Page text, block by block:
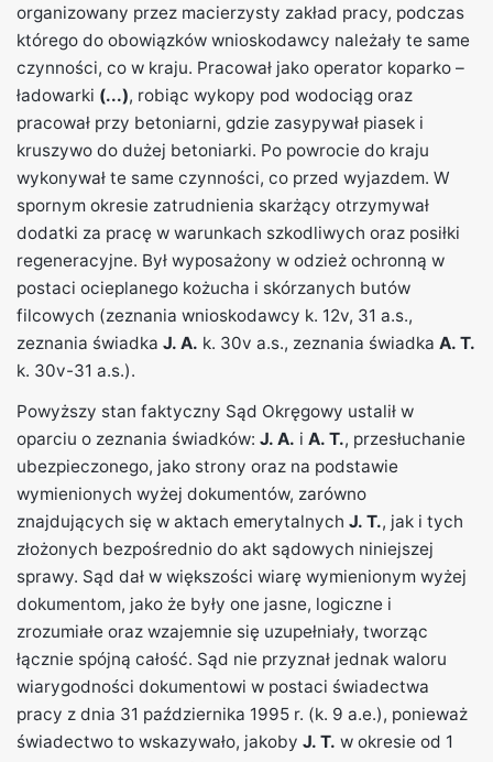
organizowany przez macierzysty zakład pracy, podczas
którego do obowiązków wnioskodawcy należały te same
czynności, co w kraju. Pracował jako operator koparko –
ładowarki (...), robiąc wykopy pod wodociąg oraz
pracował przy betoniarni, gdzie zasypywał piasek i
kruszywo do dużej betoniarki. Po powrocie do kraju
wykonywał te same czynności, co przed wyjazdem. W
spornym okresie zatrudnienia skarżący otrzymywał
dodatki za pracę w warunkach szkodliwych oraz posiłki
regeneracyjne. Był wyposażony w odzież ochronną w
postaci ocieplanego kożucha i skórzanych butów
filcowych (zeznania wnioskodawcy k. 12v, 31 a.s.,
zeznania świadka J. A. k. 30v a.s., zeznania świadka A. T.
k. 30v-31 a.s.).
Powyższy stan faktyczny Sąd Okręgowy ustalił w
oparciu o zeznania świadków: J. A. i A. T., przesłuchanie
ubezpieczonego, jako strony oraz na podstawie
wymienionych wyżej dokumentów, zarówno
znajdujących się w aktach emerytalnych J. T., jak i tych
złożonych bezpośrednio do akt sądowych niniejszej
sprawy. Sąd dał w większości wiarę wymienionym wyżej
dokumentom, jako że były one jasne, logiczne i
zrozumiałe oraz wzajemnie się uzupełniały, tworząc
łącznie spójną całość. Sąd nie przyznał jednak waloru
wiarygodności dokumentowi w postaci świadectwa
pracy z dnia 31 października 1995 r. (k. 9 a.e.), ponieważ
świadectwo to wskazywało, jakoby J. T. w okresie od 1